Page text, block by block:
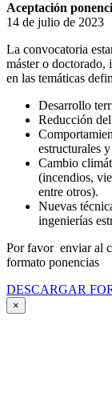
Aceptación
14 de julio de 2023
La convocatoria
máster o doctorado,
en las temáticas
Desarrollo
Reducción
estructurales
Cambio
(incendios,
entre otros).
Nuevas
ingenierías
Por favor enviar al
formato ponencias
DESCARGAR
×